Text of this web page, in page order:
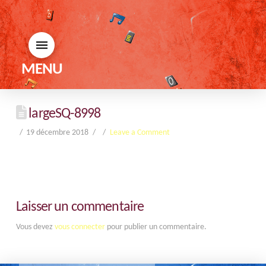
MENU
largeSQ-8998
19 décembre 2018 Leave a Comment
Laisser un commentaire
Vous devez vous connecterpour publier un commentaire.